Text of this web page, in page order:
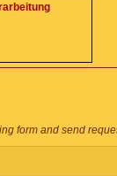
form and send